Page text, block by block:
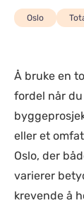
Oslo
Å bruke en
fordel når
eller et
Oslo, der
varierer
krevende å